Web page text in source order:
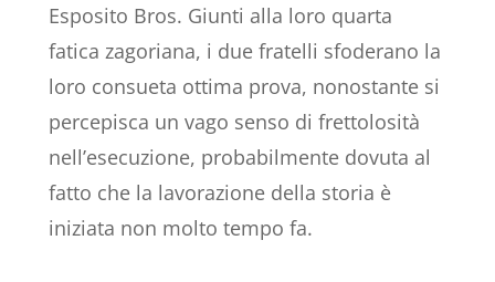
Esposito Bros. Giunti alla loro quarta
fatica zagoriana, i due fratelli sfoderano la
loro consueta ottima prova, nonostante si
percepisca un vago senso di frettolosità
nell’esecuzione, probabilmente dovuta al
fatto che la lavorazione della storia è
iniziata non molto tempo fa.